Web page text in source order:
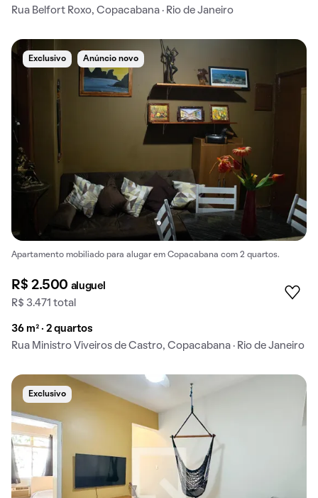
Rua Belfort Roxo, Copacabana · Rio de Janeiro
Exclusivo Anúncio novo
Apartamento mobiliado para alugar em Copacabana com 2 quartos.
R$ 2.500 aluguel
R$ 3.471 total
36 m² · 2 quartos
Rua Ministro Viveiros de Castro, Copacabana · Rio de Janeiro
Exclusivo